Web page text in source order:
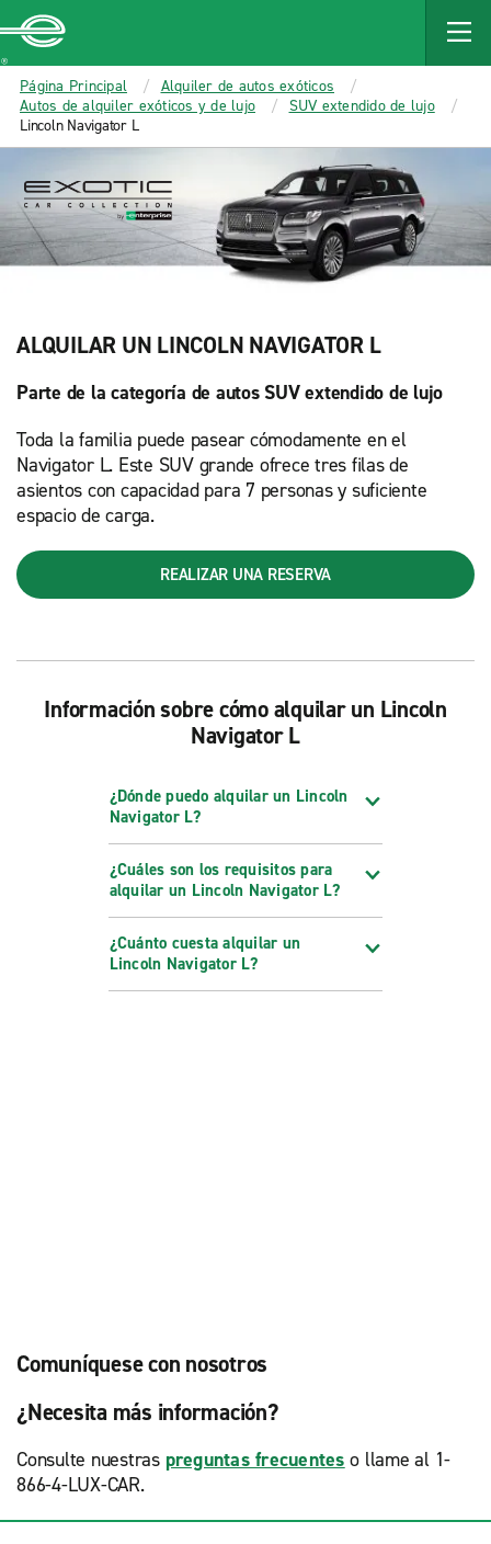
MAIN
CONTENT
Enterprise
Página Principal
Alquiler de autos exóticos
Autos de alquiler exóticos y de lujo
SUV extendido de lujo
Lincoln Navigator L
ALQUILAR UN LINCOLN NAVIGATOR L
Parte de la categoría de autos SUV extendido de lujo
Toda la familia puede pasear cómodamente en el
Navigator L. Este SUV grande ofrece tres filas de
asientos con capacidad para 7 personas y suficiente
espacio de carga.
REALIZAR UNA RESERVA
Información sobre cómo alquilar un Lincoln
Navigator L
¿Dónde puedo alquilar un Lincoln
Navigator L?
¿Cuáles son los requisitos para
alquilar un Lincoln Navigator L?
¿Cuánto cuesta alquilar un
Lincoln Navigator L?
Comuníquese con nosotros
¿Necesita más información?
Consulte nuestras preguntas frecuentes o llame al 1-
866-4-LUX-CAR.